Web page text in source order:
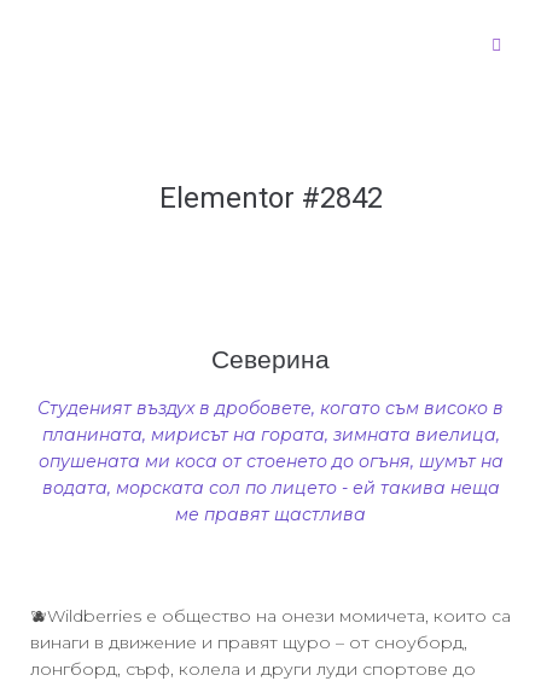
Elementor #2842
Северина
Студеният въздух в дробовете, когато съм високо в
планината, мирисът на гората, зимната виелица,
опушената ми коса от стоенето до огъня, шумът на
водата, морската сол по лицето - ей такива неща
ме правят щастлива
🫐Wildberries е общество на онези момичета, които са
винаги в движение и правят щуро – от сноуборд,
лонгборд, сърф, колела и други луди спортове до